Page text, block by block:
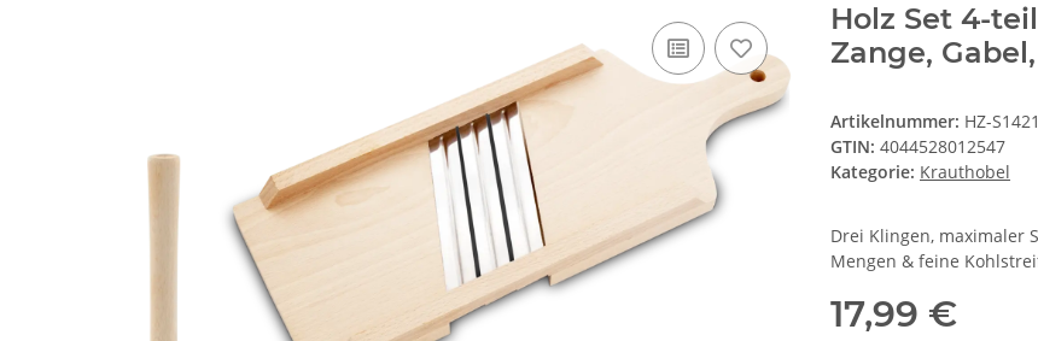
Holz Set 4-
Zange,
Artikelnummer: HZ-
GTIN: 4044528012547
Kategorie: Krauthobel
Drei Klingen, maximaler
Mengen & feine
17,99 €